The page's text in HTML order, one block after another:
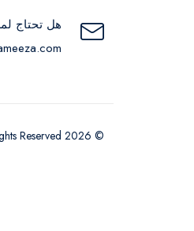
هل تحتاج
© 2026 Kza Meeza. All Rights Reserved